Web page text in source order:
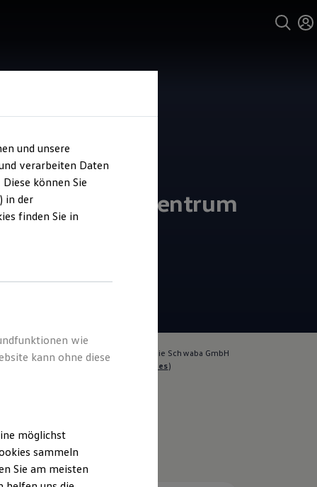
für die Inhalte auf dieser Seite ist die Schwaba GmbH
Impressum & Rechtliches)
und unsere
verarbeiten Daten
können Sie
in der
finden Sie in
wie
kann ohne diese
möglichst
sammeln
Sie am meisten